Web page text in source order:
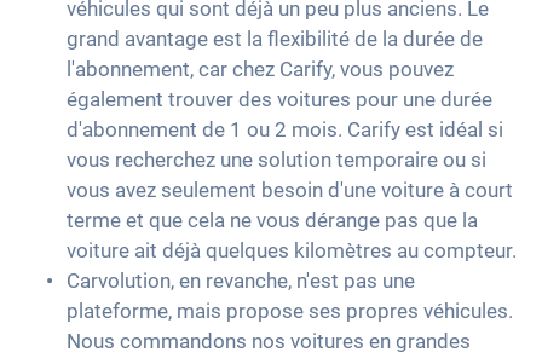
véhicules qui sont déjà un peu plus anciens. Le
grand avantage est la flexibilité de la durée de
l'abonnement, car chez Carify, vous pouvez
également trouver des voitures pour une durée
d'abonnement de 1 ou 2 mois. Carify est idéal si
vous recherchez une solution temporaire ou si
vous avez seulement besoin d'une voiture à court
terme et que cela ne vous dérange pas que la
voiture ait déjà quelques kilomètres au compteur.
Carvolution, en revanche, n'est pas une
plateforme, mais propose ses propres véhicules.
Nous commandons nos voitures en grandes